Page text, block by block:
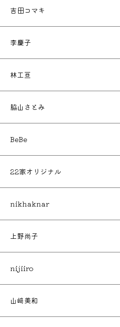
吉田コマキ
李慶子
林工亘
脇山さとみ
BeBe
22家オリジナル
nikhaknar
上野尚子
nijiiro
山﨑美和